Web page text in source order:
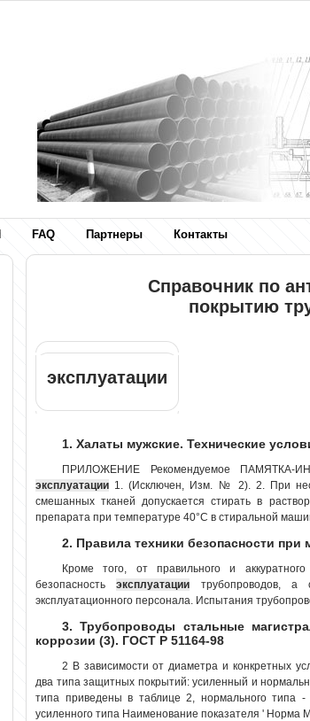
FAQ Партнеры Контакты
Справочник по
покрытию
эксплуатации
1. Халаты мужские. Технические
ПРИЛОЖЕНИЕ Рекомендуемое ПАМЯТКА-
эксплуатации 1. (Исключен, Изм. № 2). 2. При
смешанных тканей допускается стирать в
препарата при температуре 40°С в стиральной
2. Правила техники безопасности при
Кроме того, от правильного и
безопасностьэксплуатации трубопроводов, а
эксплуатационного персонала. Испытания
3. Трубопроводы стальные
коррозии (3). ГОСТ Р 51164-98
2 В зависимости от диаметра и конкретных
два типа защитных покрытий: усиленный и
типа приведены в таблице 2, нормального типа
усиленного типа Наименование показателя ' Норма